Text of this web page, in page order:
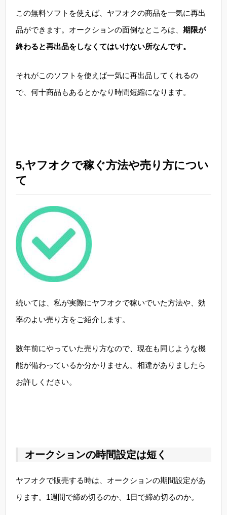
この無料ソフトを使えば、ヤフオクの商品を一気に再出
品ができます。オークションの面倒なところは、 期限が
終わると再出品をしなくてはいけない所なんです。
それがこのソフトを使えば一気に再出品してくれるの
で、何十商品もあるとかなり時間短縮になります。
5,ヤフオクで稼ぐ方法や売り方につい
て
続いては、私が実際にヤフオクで稼いでいた方法や、効
率のよい売り方をご紹介します。
数年前にやっていた売り方なので、現在も同じような機
能が備わっているか分かりません。相違がありましたら
お許しください。
オークションの時間設定は短く
ヤフオクで販売する時は、オークションの期間設定があ
ります。1週間で締め切るのか、1日で締め切るのか。